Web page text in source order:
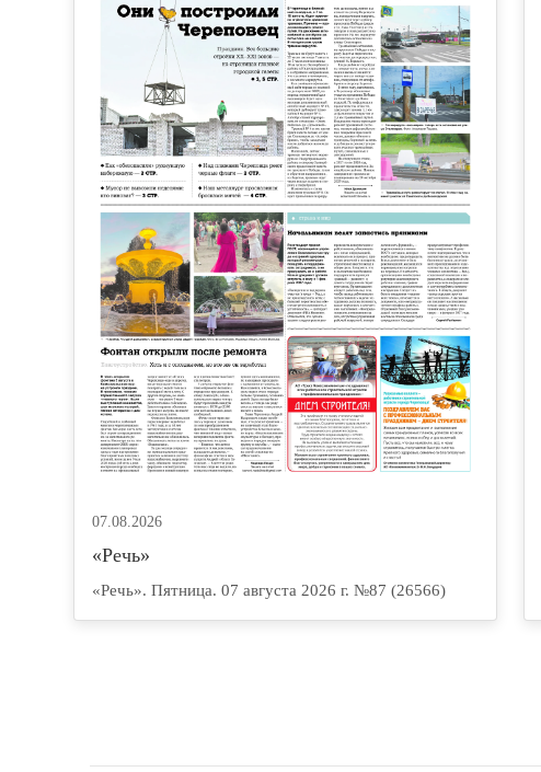
07.08.2026
«Речь»
«Речь». Пятница. 07 августа 2026 г. №87 (26566)